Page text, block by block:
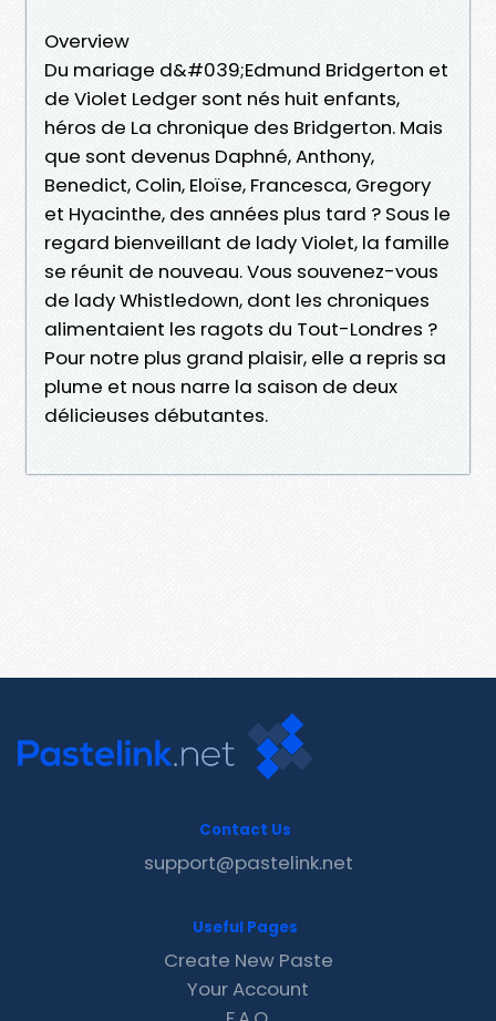
Overview
Du mariage d&#039;Edmund Bridgerton et
de Violet Ledger sont nés huit enfants,
héros de La chronique des Bridgerton. Mais
que sont devenus Daphné, Anthony,
Benedict, Colin, Eloïse, Francesca, Gregory
et Hyacinthe, des années plus tard ? Sous le
regard bienveillant de lady Violet, la famille
se réunit de nouveau. Vous souvenez-vous
de lady Whistledown, dont les chroniques
alimentaient les ragots du Tout-Londres ?
Pour notre plus grand plaisir, elle a repris sa
plume et nous narre la saison de deux
délicieuses débutantes.
Contact Us
support@pastelink.net
Useful Pages
Create New Paste
Your Account